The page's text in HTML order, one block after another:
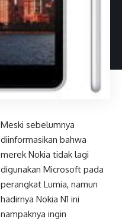
Meski sebelumnya
diinformasikan bahwa
merek Nokia tidak lagi
digunakan Microsoft pada
perangkat Lumia, namun
hadirnya Nokia N1 ini
nampaknya ingin